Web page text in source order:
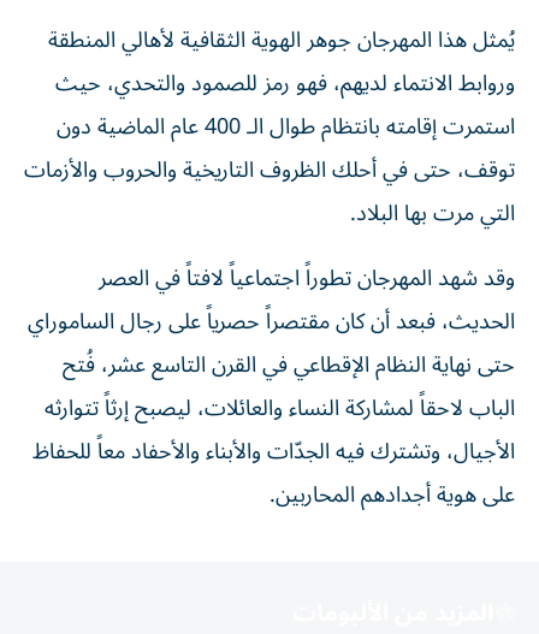
يُمثل هذا المهرجان جوهر الهوية الثقافية لأهالي المنطقة
وروابط الانتماء لديهم، فهو رمز للصمود والتحدي، حيث
استمرت إقامته بانتظام طوال الـ 400 عام الماضية دون
توقف، حتى في أحلك الظروف التاريخية والحروب والأزمات
التي مرت بها البلاد.
وقد شهد المهرجان تطوراً اجتماعياً لافتاً في العصر
الحديث، فبعد أن كان مقتصراً حصرياً على رجال الساموراي
حتى نهاية النظام الإقطاعي في القرن التاسع عشر، فُتح
الباب لاحقاً لمشاركة النساء والعائلات، ليصبح إرثاً تتوارثه
الأجيال، وتشترك فيه الجدّات والأبناء والأحفاد معاً للحفاظ
على هوية أجدادهم المحاربين.